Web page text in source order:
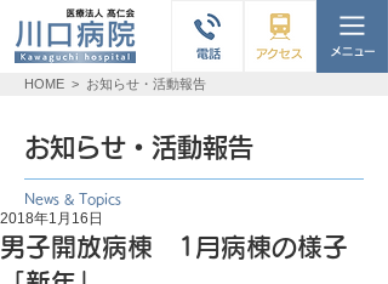
HOME > お知らせ・活動報告
お知らせ・活動報告
News & Topics
男子開放病棟 1月病棟の様子
2018年1月16日